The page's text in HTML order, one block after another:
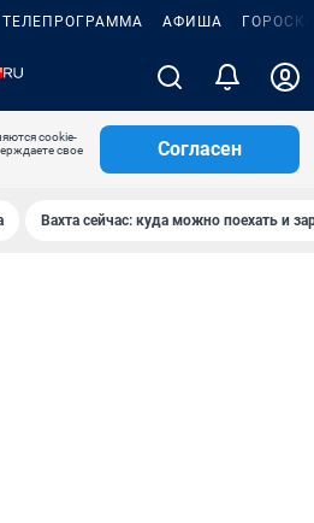
ТЕЛЕПРОГРАММА АФИША
cookie-
свое
Согласен
Вахта сейчас: куда можно поехать и